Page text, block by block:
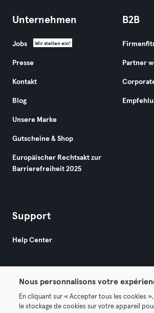
Unternehmen
Jobs Wir stellen ein!
Presse
Kontakt
Blog
Unsere Marke
Gutscheine & Shop
Europäischer Rechtsakt zur
Barrierefreiheit 2025
B2B
Partner
Support
Help Center
© 2026 Urban Sports Group GmbH. All
Nous personnalisons votre
En cliquant sur « Accepter tous les cookies
le stockage de cookies sur votre appareil